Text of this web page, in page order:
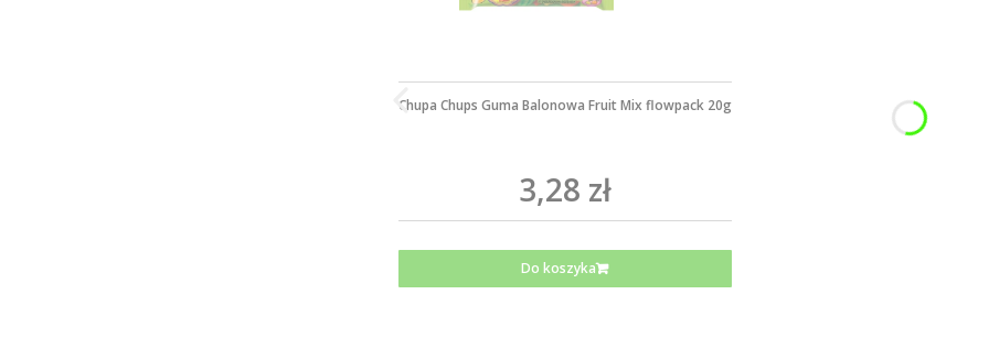
Chupa Chups Guma Balonowa Fruit Mix flowpack 20g
3,28 zł
Do koszyka